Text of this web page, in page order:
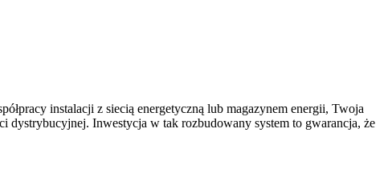
instalacji z siecią energetyczną lub magazynem energii, Twoja
dystrybucyjnej. Inwestycja w tak rozbudowany system to gwarancja, że